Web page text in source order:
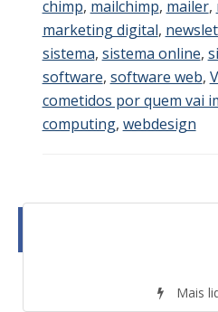
chimp, mailchimp, mailer,
marketing digital,
sistema, sistema online,
software, software web,
cometidos por quem vai
computing, webdesign
Mais